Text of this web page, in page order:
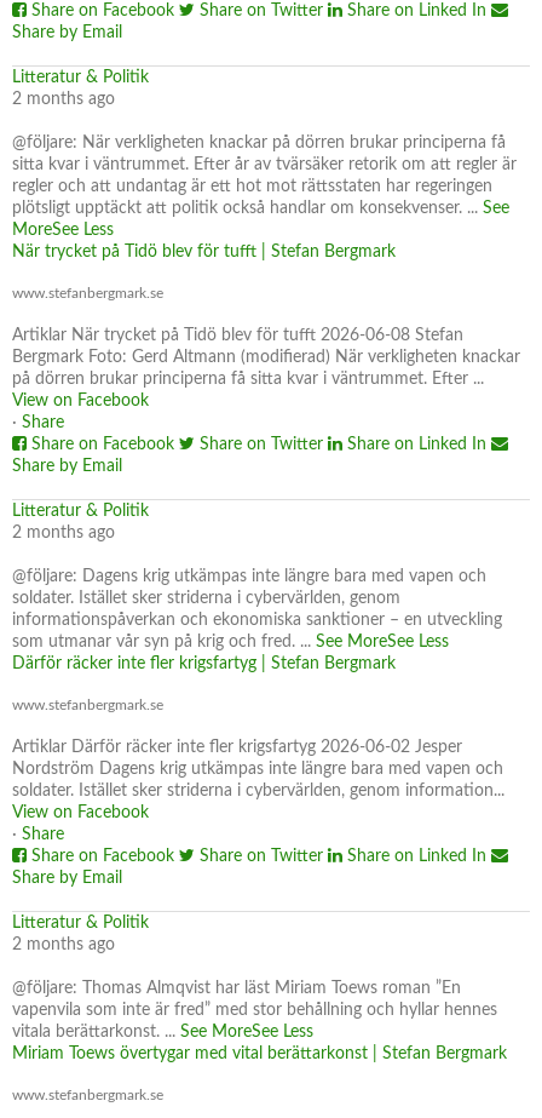
Share on Facebook
Share on Twitter
Share on Linked In
Share by Email
Litteratur & Politik
2 months ago
@följare: När verkligheten knackar på dörren brukar principerna få
sitta kvar i väntrummet. Efter år av tvärsäker retorik om att regler är
regler och att undantag är ett hot mot rättsstaten har regeringen
plötsligt upptäckt att politik också handlar om konsekvenser. ... See
MoreSee Less
När trycket på Tidö blev för tufft | Stefan Bergmark
www.stefanbergmark.se
Artiklar När trycket på Tidö blev för tufft 2026-06-08 Stefan
Bergmark Foto: Gerd Altmann (modifierad) När verkligheten knackar
på dörren brukar principerna få sitta kvar i väntrummet. Efter ...
View on Facebook
· Share
Share on Facebook
Share on Twitter
Share on Linked In
Share by Email
Litteratur & Politik
2 months ago
@följare: Dagens krig utkämpas inte längre bara med vapen och
soldater. Istället sker striderna i cybervärlden, genom
informationspåverkan och ekonomiska sanktioner – en utveckling
som utmanar vår syn på krig och fred. ... See MoreSee Less
Därför räcker inte fler krigsfartyg | Stefan Bergmark
www.stefanbergmark.se
Artiklar Därför räcker inte fler krigsfartyg 2026-06-02 Jesper
Nordström Dagens krig utkämpas inte längre bara med vapen och
soldater. Istället sker striderna i cybervärlden, genom information...
View on Facebook
· Share
Share on Facebook
Share on Twitter
Share on Linked In
Share by Email
Litteratur & Politik
2 months ago
@följare: Thomas Almqvist har läst Miriam Toews roman ”En
vapenvila som inte är fred” med stor behållning och hyllar hennes
vitala berättarkonst. ... See MoreSee Less
Miriam Toews övertygar med vital berättarkonst | Stefan Bergmark
www.stefanbergmark.se